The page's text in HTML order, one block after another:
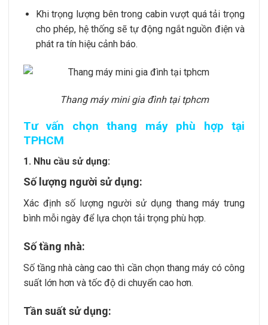
Khi trọng lượng bên trong cabin vượt quá tải trọng
cho phép, hệ thống sẽ tự động ngắt nguồn điện và
phát ra tín hiệu cảnh báo.
Thang máy mini gia đình tại tphcm
Tư vấn chọn thang máy phù hợp tại
TPHCM
1. Nhu cầu sử dụng:
Số lượng người sử dụng:
Xác định số lượng người sử dụng thang máy trung
bình mỗi ngày để lựa chọn tải trọng phù hợp.
Số tầng nhà:
Số tầng nhà càng cao thì cần chọn thang máy có công
suất lớn hơn và tốc độ di chuyển cao hơn.
Tần suất sử dụng: